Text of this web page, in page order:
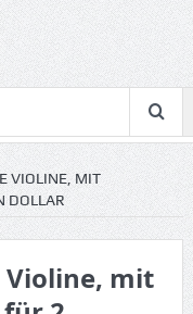
VIOLINE, MIT
DOLLAR
Violine, mit